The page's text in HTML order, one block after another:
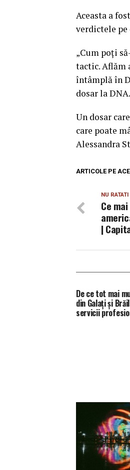
Aceasta a
verdictele pe
„Cum poţi
tactic. Aflăm
întâmplă în
dosar la DNA.
Un dosar
care poate
Alessandra
ARTICOLE PE
NU RATATI
Ce
|
De ce tot mai
din Galați și
servicii